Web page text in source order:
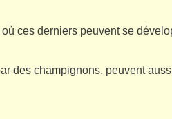
ces derniers peuvent se
des champignons, peuvent